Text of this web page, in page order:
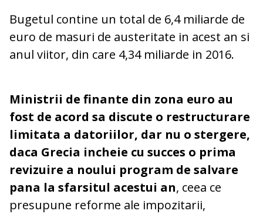
Bugetul contine un total de 6,4 miliarde de
euro de masuri de austeritate in acest an si
anul viitor, din care 4,34 miliarde in 2016.
Ministrii de finante din zona euro au
fost de acord sa discute o restructurare
limitata a datoriilor, dar nu o stergere,
daca Grecia incheie cu succes o prima
revizuire a noului program de salvare
pana la sfarsitul acestui an, ceea ce
presupune reforme ale impozitarii,